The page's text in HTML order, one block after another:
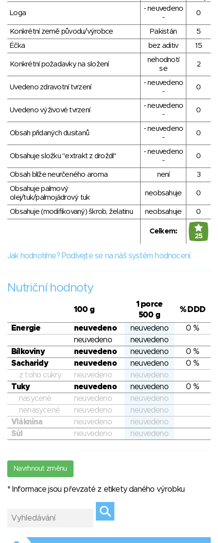
Loga
- neuvedeno
-
0
Konkrétní země původu/výrobce Pakistán
5
Éčka
bez aditiv 15
Konkrétní požadavky na složení
nehodnotí
se
2
Uvedeno zdravotní tvrzení
- neuvedeno
-
0
Uvedeno výživové tvrzení
- neuvedeno
-
0
Obsah přidaných dusitanů
- neuvedeno
-
0
Obsahuje složku "extrakt z droždí"
- neuvedeno
-
0
Obsah blíže neurčeného aroma není
3
Obsahuje palmový
olej/tuk/palmojádrový tuk
neobsahuje 0
Obsahuje (modifikovaný) škrob, želatinu neobsahuje 0
Celkem:
25
Jak hodnotíme? Podívejte se na náš systém hodnocení.
Nutriční hodnoty
100 g
1 porce
500 g
% DDD
Energie neuvedeno neuvedeno
0 %
neuvedeno
neuvedeno
Bílkoviny
neuvedeno neuvedeno
0 %
Sacharidy
neuvedeno neuvedeno
0 %
z toho cukry
neuvedeno
neuvedeno
Tuky
neuvedeno neuvedeno
0 %
nasycené
neuvedeno
neuvedeno
nenasycené
neuvedeno
neuvedeno
Vláknina
neuvedeno
neuvedeno
Sůl
neuvedeno neuvedeno
Navrhnout změnu
* Informace jsou převzaté z etikety daného výrobku